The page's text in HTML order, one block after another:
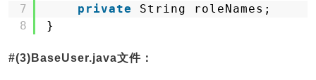
7
8
private
String roleNames;
}
#(3)BaseUser.java文件：